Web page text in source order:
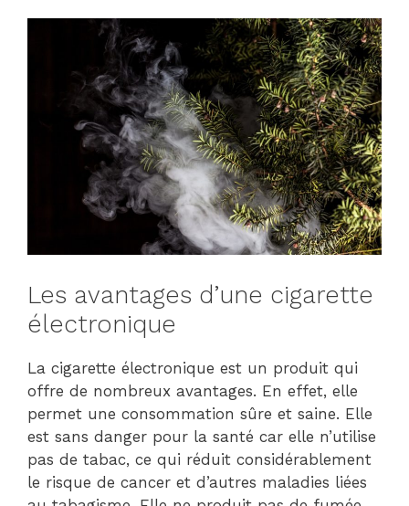
Les avantages d’une cigarette
électronique
La cigarette électronique est un produit qui
offre de nombreux avantages. En effet, elle
permet une consommation sûre et saine. Elle
est sans danger pour la santé car elle n’utilise
pas de tabac, ce qui réduit considérablement
le risque de cancer et d’autres maladies liées